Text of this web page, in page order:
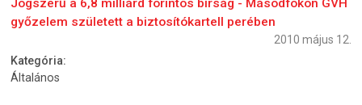
Jogszerű a 6,8 milliárd forintos bírság - Másodfokon GVH
győzelem született a biztosítókartell perében
2010 május 12.
Kategória:
Általános